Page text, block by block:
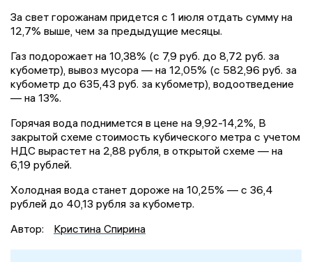
За свет горожанам придется с 1 июля отдать сумму на
12,7% выше, чем за предыдущие месяцы.
Газ подорожает на 10,38% (с 7,9 руб. до 8,72 руб. за
кубометр), вывоз мусора — на 12,05% (с 582,96 руб. за
кубометр до 635,43 руб. за кубометр), водоотведение
— на 13%.
Горячая вода поднимется в цене на 9,92-14,2%, В
закрытой схеме стоимость кубического метра с учетом
НДС вырастет на 2,88 рубля, в открытой схеме — на
6,19 рублей.
Холодная вода станет дороже на 10,25% — с 36,4
рублей до 40,13 рубля за кубометр.
Автор:
Кристина Спирина